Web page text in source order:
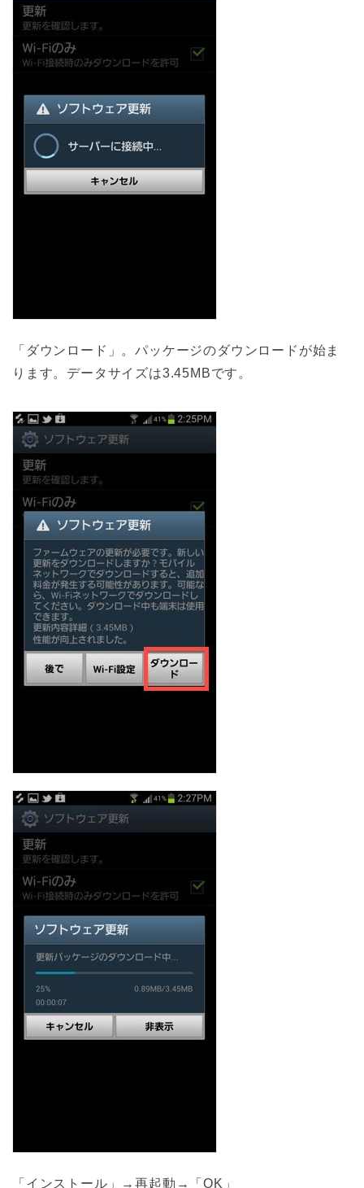
「ダウンロード」。パッケージのダウンロードが始ま
ります。データサイズは3.45MBです。
「インストール」→再起動→「OK」